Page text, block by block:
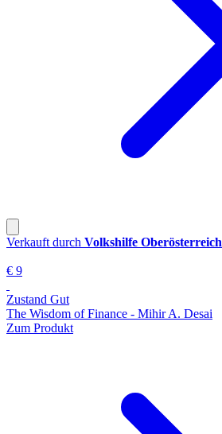
Verkauft durch Volkshilfe Oberösterreich
€ 9
Zustand Gut
The Wisdom of Finance - Mihir A. Desai
Zum Produkt